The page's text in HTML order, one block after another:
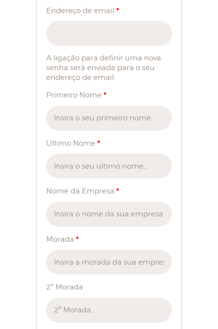
SOBRE NÓS
CONTACTOS
MINHA CONTA
Endereço de email *
A ligação para definir uma nova
senha será enviada para o seu
endereço de email.
Primeiro Nome *
Ultimo Nome *
Nome da Empresa *
Morada *
2º Morada